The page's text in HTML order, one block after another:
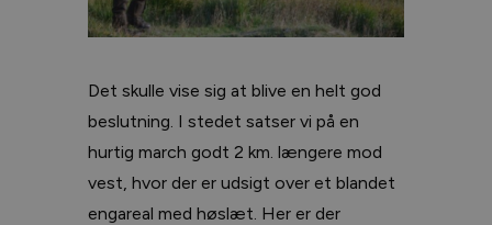
Det skulle vise sig at blive en helt god
beslutning. I stedet satser vi på en
hurtig march godt 2 km. længere mod
vest, hvor der er udsigt over et blandet
engareal med høslæt. Her er der